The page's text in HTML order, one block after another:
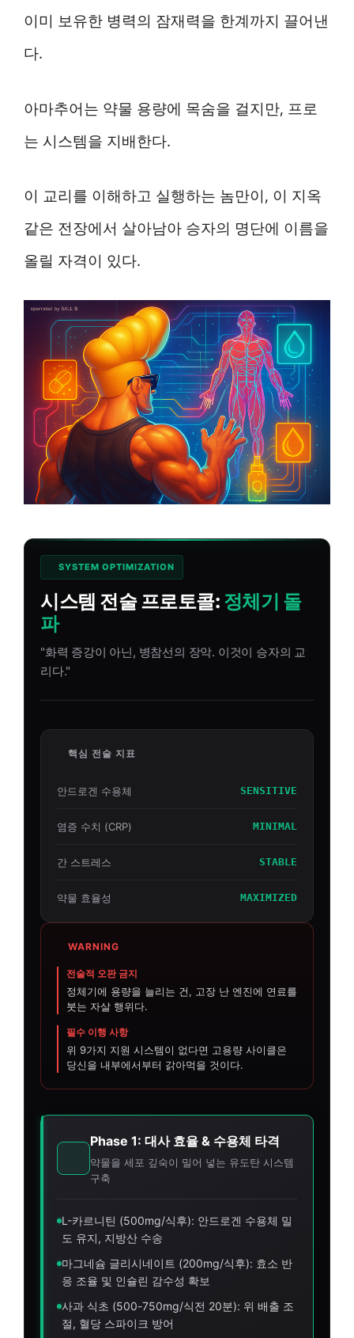
이미 보유한 병력의 잠재력을 한계까지 끌어낸
다.
아마추어는 약물 용량에 목숨을 걸지만, 프로
는 시스템을 지배한다.
이 교리를 이해하고 실행하는 놈만이, 이 지옥
같은 전장에서 살아남아 승자의 명단에 이름을
올릴 자격이 있다.